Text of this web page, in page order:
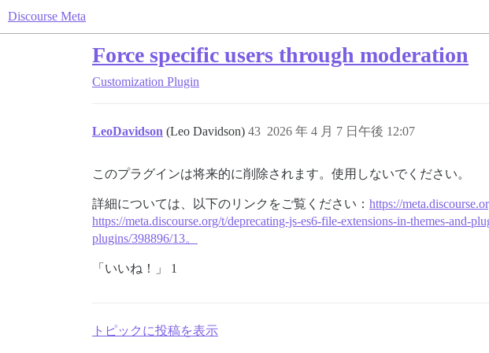
Discourse Meta
Force specific users through moderation
Customization Plugin
LeoDavidson (Leo Davidson) 2026 年 4 月 7 日午後 12:07
43
このプラグインは将来的に削除されます。使用しないでください。
詳細については、以下のリンクをご覧ください： https://
https://meta.discourse.org/t/deprecating-js-es6-file-extensions-in-themes-and-
plugins/398896/13。
「いいね！」 1
トピックに投稿を表示